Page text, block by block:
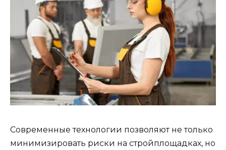
Современные технологии позволяют не только
минимизировать риски на стройплощадках, но